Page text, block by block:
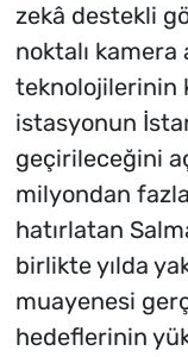
zekâ destekli
noktalı kamera
teknolojilerinin
istasyonun
geçirileceğini
milyondan
hatırlatan
birlikte yılda
muayenesi
hedeflerinin